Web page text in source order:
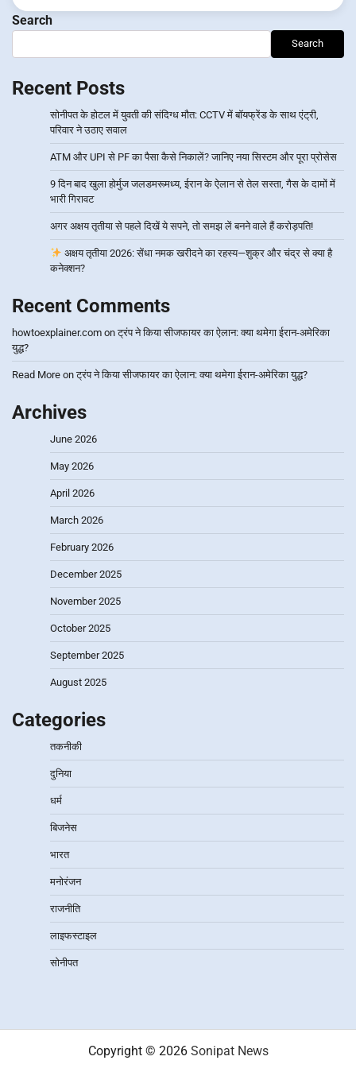
Search
Search
Recent Posts
सोनीपत के होटल में युवती की संदिग्ध मौत: CCTV में बॉयफ्रेंड के साथ एंट्री,
परिवार ने उठाए सवाल
ATM और UPI से PF का पैसा कैसे निकालें? जानिए नया सिस्टम और पूरा प्रोसेस
9 दिन बाद खुला होर्मुज जलडमरूमध्य, ईरान के ऐलान से तेल सस्ता, गैस के दामों में
भारी गिरावट
अगर अक्षय तृतीया से पहले दिखें ये सपने, तो समझ लें बनने वाले हैं करोड़पति!
अक्षय तृतीया 2026: सेंधा नमक खरीदने का रहस्य—शुक्र और चंद्र से क्या है
कनेक्शन?
Recent Comments
howtoexplainer.com onट्रंप ने किया सीजफायर का ऐलान: क्या थमेगा ईरान-अमेरिका
युद्ध?
Read More onट्रंप ने किया सीजफायर का ऐलान: क्या थमेगा ईरान-अमेरिका युद्ध?
Archives
June 2026
May 2026
April 2026
March 2026
February 2026
December 2025
November 2025
October 2025
September 2025
August 2025
Categories
तकनीकी
दुनिया
धर्म
बिजनेस
भारत
मनोरंजन
राजनीति
लाइफस्टाइल
सोनीपत
Copyright © 2026 Sonipat News